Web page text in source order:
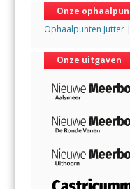
Onze
Ophaalpunten Jutter
Onze uitgaven